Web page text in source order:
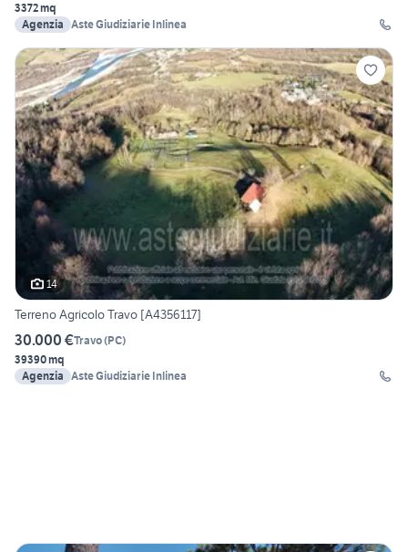
3372 mq
Agenzia Aste Giudiziarie Inlinea
14
Terreno Agricolo Travo [A4356117]
30.000 €Travo(PC)
39390 mq
Agenzia Aste Giudiziarie Inlinea